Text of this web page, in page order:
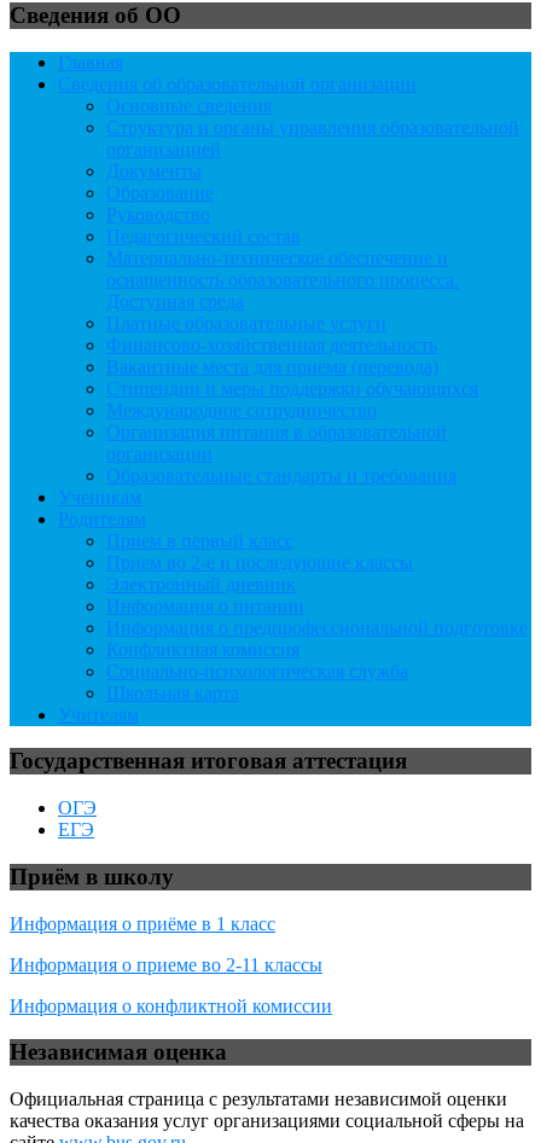
Сведения об ОО
Главная
Сведения об образовательной организации
Основные сведения
Структура и органы управления образовательной
организацией
Документы
Образование
Руководство
Педагогический состав
Материально-техническое обеспечение и
оснащенность образовательного процесса.
Доступная среда
Платные образовательные услуги
Финансово-хозяйственная деятельность
Вакантные места для приема (перевода)
Стипендии и меры поддержки обучающихся
Международное сотрудничество
Организация питания в образовательной
организации
Образовательные стандарты и требования
Ученикам
Родителям
Прием в первый класс
Прием во 2-е и последующие классы
Электронный дневник
Информация о питании
Информация о предпрофессиональной подготовке
Конфликтная комиссия
Социально-психологическая служба
Школьная карта
Учителям
Государственная итоговая аттестация
ОГЭ
ЕГЭ
Приём в школу
Информация о приёме в 1 класс
Информация о приеме во 2-11 классы
Информация о конфликтной комиссии
Независимая оценка
Официальная страница с результатами независимой оценки
качества оказания услуг организациями социальной сферы на